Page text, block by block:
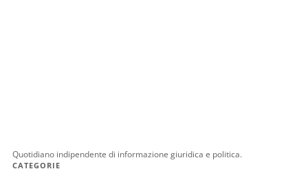
Quotidiano indipendente di informazione giuridica e politica.
CATEGORIE